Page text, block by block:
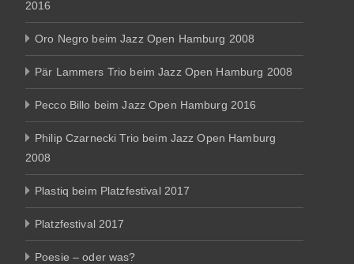
2016
Oro Negro beim Jazz Open Hamburg 2008
Pär Lammers Trio beim Jazz Open Hamburg 2008
Pecco Billo beim Jazz Open Hamburg 2016
Philip Czarnecki Trio beim Jazz Open Hamburg
2008
Plastiq beim Platzfestival 2017
Platzfestival 2017
Poesie – oder was?